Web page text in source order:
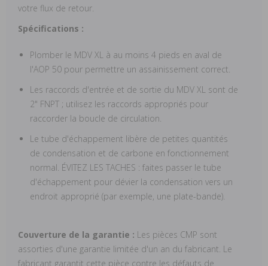
votre flux de retour.
Spécifications :
Plomber le MDV XL à au moins 4 pieds en aval de
l'AOP 50 pour permettre un assainissement correct.
Les raccords d'entrée et de sortie du MDV XL sont de
2" FNPT ; utilisez les raccords appropriés pour
raccorder la boucle de circulation.
Le tube d'échappement libère de petites quantités
de condensation et de carbone en fonctionnement
normal. ÉVITEZ LES TACHES : faites passer le tube
d'échappement pour dévier la condensation vers un
endroit approprié (par exemple, une plate-bande).
Couverture de la garantie : Les pièces CMP sont
assorties d'une garantie limitée d'un an du fabricant. Le
fabricant garantit cette pièce contre les défauts de